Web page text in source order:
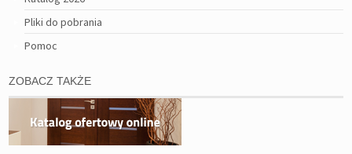
Pliki do pobrania
Pomoc
ZOBACZ TAKŻE